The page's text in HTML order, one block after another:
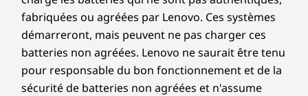
fabriquées ou agréées par Lenovo. Ces systèmes
démarreront, mais peuvent ne pas charger ces
batteries non agréées. Lenovo ne saurait être tenu
pour responsable du bon fonctionnement et de la
sécurité de batteries non agréées et n'assume